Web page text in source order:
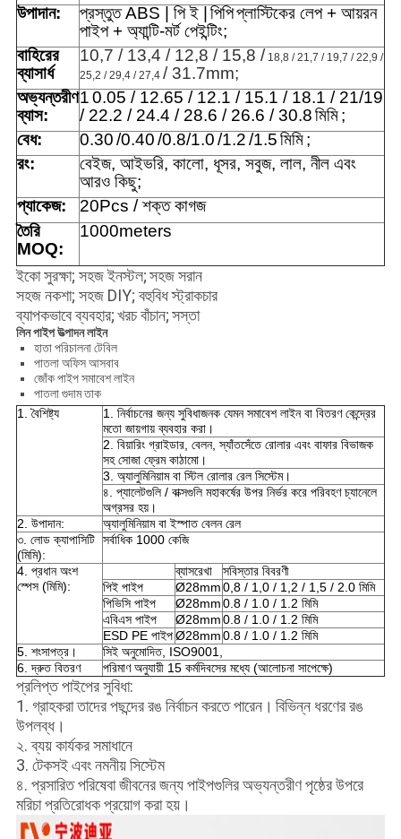
উপাদান:
প্রস্তুত ABS | পি ই | পিপিপ্লাস্টিকের লেপ + আয়রন
পাইপ + অ্যান্টি-মর্ট পেইন্টিং;
বাহিরের
ব্যাসার্ধ
10,7 / 13,4 / 12,8 / 15,8 / 18,8 / 21,7 / 19,7 / 22,9 /
25,2 / 29,4 / 27,4 / 31.7mm;
অভ্যন্তরীণ
ব্যাস:
10.05 / 12.65 / 12.1 / 15.1 / 18.1 / 21/19
/ 22.2 / 24.4 / 28.6 / 26.6 / 30.8মিমি;
বেধ:
0.30/0.40/0.8/1.0/1.2/1.5মিমি;
রং:
বেইজ, আইভরি, কালো, ধূসর, সবুজ, লাল, নীল এবং
আরও কিছু;
প্যাকেজ:
20Pcs / শক্ত কাগজ
তৈরি
MOQ:
1000meters
ইকো সুরক্ষা; সহজ ইনস্টল;সহজ সরান
সহজ নকশা; সহজ DIY; বহুবিধ স্ট্রাকচার
ব্যাপকভাবে ব্যবহার;খরচ বাঁচান;সস্তা
লিন পাইপ উত্পাদন লাইন
হাতা পরিচালনা টেবিল
পাতলা অফিস আসবাব
জোঁক পাইপ সমাবেশ লাইন
পাতলা গুদাম তাক
1. বৈশিষ্ট্য
1. নির্বাচনের জন্য সুবিধাজনক যেমন সমাবেশ লাইন বা বিতরণ কেন্দ্রের
মতো জায়গায় ব্যবহার করা।
2. বিয়ারিং গ্রাইডার, বেলন, স্যাঁতসেঁতে রোলার এবং বাফার বিভাজক
সহ সোজা ফ্রেম কাঠামো।
3. অ্যালুমিনিয়াম বা স্টিল রোলার রেল সিস্টেম।
৪. প্যালেটগুলি / বাক্সগুলি মহাকর্ষের উপর নির্ভর করে পরিবহণ চ্যানেলে
অগ্রসর হয়।
2. উপাদান:
অ্যালুমিনিয়াম বা ইস্পাত বেলন রেল
৩. লোড ক্যাপাসিটি
(মিমি):
সর্বাধিক 1000 কেজি
4. প্রধান অংশ
স্পেস (মিমি):
ব্যাসরেখা
সবিস্তার বিবরণী
পিই পাইপ
Ø28mm0,8 / 1,0 / 1,2 / 1,5 / 2.0 মিমি
পিভিসি পাইপ
Ø28mm0.8 / 1.0 / 1.2 মিমি
এবিএস পাইপ
Ø28mm0.8 / 1.0 / 1.2 মিমি
ESD PE পাইপØ28mm0.8 / 1.0 / 1.2 মিমি
5. শংসাপত্র।
সিই অনুমোদিত, ISO9001,
6. দ্রুত বিতরণ
পরিমাণ অনুযায়ী 15 কর্মদিবসের মধ্যে (আলোচনা সাপেক্ষে)
প্রলিপ্ত পাইপের সুবিধা:
1. গ্রাহকরা তাদের পছন্দের রঙ নির্বাচন করতে পারেন। বিভিন্ন ধরণের রঙ
উপলব্ধ।
২. ব্যয় কার্যকর সমাধানে
3. টেকসই এবং নমনীয় সিস্টেম
৪. প্রসারিত পরিষেবা জীবনের জন্য পাইপগুলির অভ্যন্তরীণ পৃষ্ঠের উপরে
মরিচা প্রতিরোধক প্রয়োগ করা হয়।